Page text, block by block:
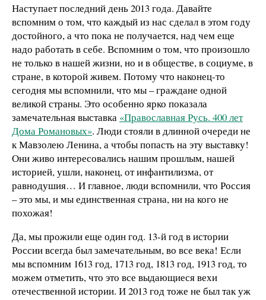
Наступает последний день 2013 года. Давайте
вспомним о том, что каждый из нас сделал в этом году
достойного, а что пока не получается, над чем еще
надо работать в себе. Вспомним о том, что произошло
не только в нашей жизни, но и в обществе, в социуме, в
стране, в которой живем. Потому что наконец-то
сегодня мы вспомнили, что мы – граждане одной
великой страны. Это особенно ярко показала
замечательная выставка «Православная Русь. 400 лет
Дома Романовых». Люди стояли в длинной очереди не
к Мавзолею Ленина, а чтобы попасть на эту выставку!
Они живо интересовались нашим прошлым, нашей
историей, ушли, наконец, от инфантилизма, от
равнодушия… И главное, люди вспомнили, что Россия
– это мы, и мы единственная страна, ни на кого не
похожая!
Да, мы прожили еще один год. 13-й год в истории
России всегда был замечательным, во все века! Если
мы вспомним 1613 год, 1713 год, 1813 год, 1913 год, то
можем отметить, что это все выдающиеся вехи
отечественной истории. И 2013 год тоже не был так уж